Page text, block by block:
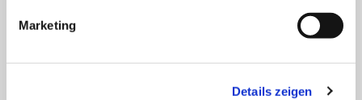
Marketing
Details zeigen
Bitte schreiben Sie bei Wünschen und